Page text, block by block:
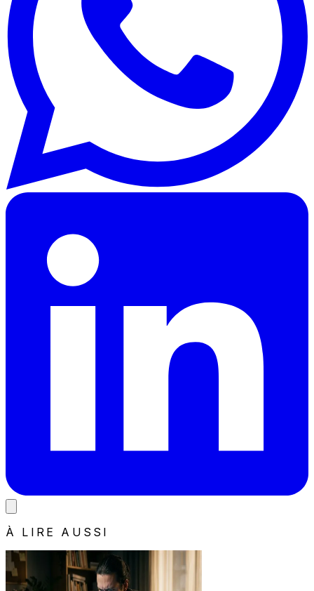
À LIRE AUSSI